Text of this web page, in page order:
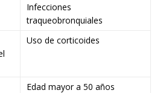
Infecciones
traqueobronquiales
Uso de corticoides
Edad mayor a 50 años